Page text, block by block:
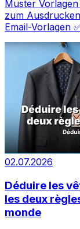
Muster
zum
Email-Vorlagen
02.07.2026
Déduire les
les deux
monde